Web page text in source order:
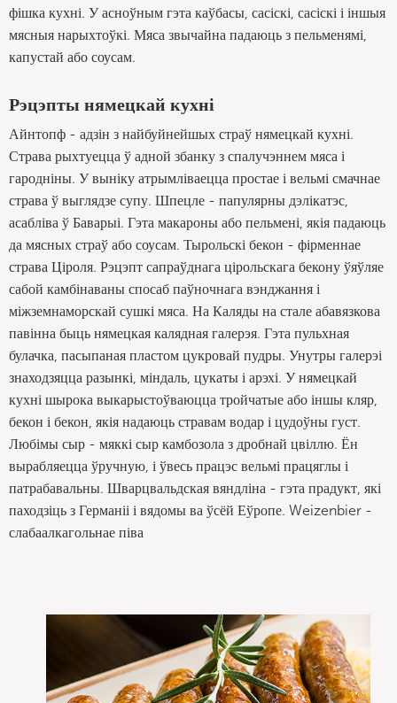
фішка кухні. У асноўным гэта каўбасы, сасіскі, сасіскі і іншыя
мясныя нарыхтоўкі. Мяса звычайна падаюць з пельменямі,
капустай або соусам.
Рэцэпты нямецкай кухні
Айнтопф - адзін з найбуйнейшых страў нямецкай кухні.
Страва рыхтуецца ў адной збанку з спалучэннем мяса і
гародніны. У выніку атрымліваецца простае і вельмі смачнае
страва ў выглядзе супу. Шпецле - папулярны дэлікатэс,
асабліва ў Баварыі. Гэта макароны або пельмені, якія падаюць
да мясных страў або соусам. Тырольскі бекон - фірменнае
страва Ціроля. Рэцэпт сапраўднага цірольскага бекону ўяўляе
сабой камбінаваны спосаб паўночнага вэнджання і
міжземнаморскай сушкі мяса. На Каляды на стале абавязкова
павінна быць нямецкая калядная галерэя. Гэта пульхная
булачка, пасыпаная пластом цукровай пудры. Унутры галерэі
знаходзяцца разынкі, міндаль, цукаты і арэхі. У нямецкай
кухні шырока выкарыстоўваюцца тройчатые або іншы кляр,
бекон і бекон, якія надаюць стравам водар і цудоўны густ.
Любімы сыр - мяккі сыр камбозола з дробнай цвіллю. Ён
вырабляецца ўручную, і ўвесь працэс вельмі працяглы і
патрабавальны. Шварцвальдская вяндліна - гэта прадукт, які
паходзіць з Германіі і вядомы ва ўсёй Еўропе. Weizenbier -
слабаалкагольнае піва